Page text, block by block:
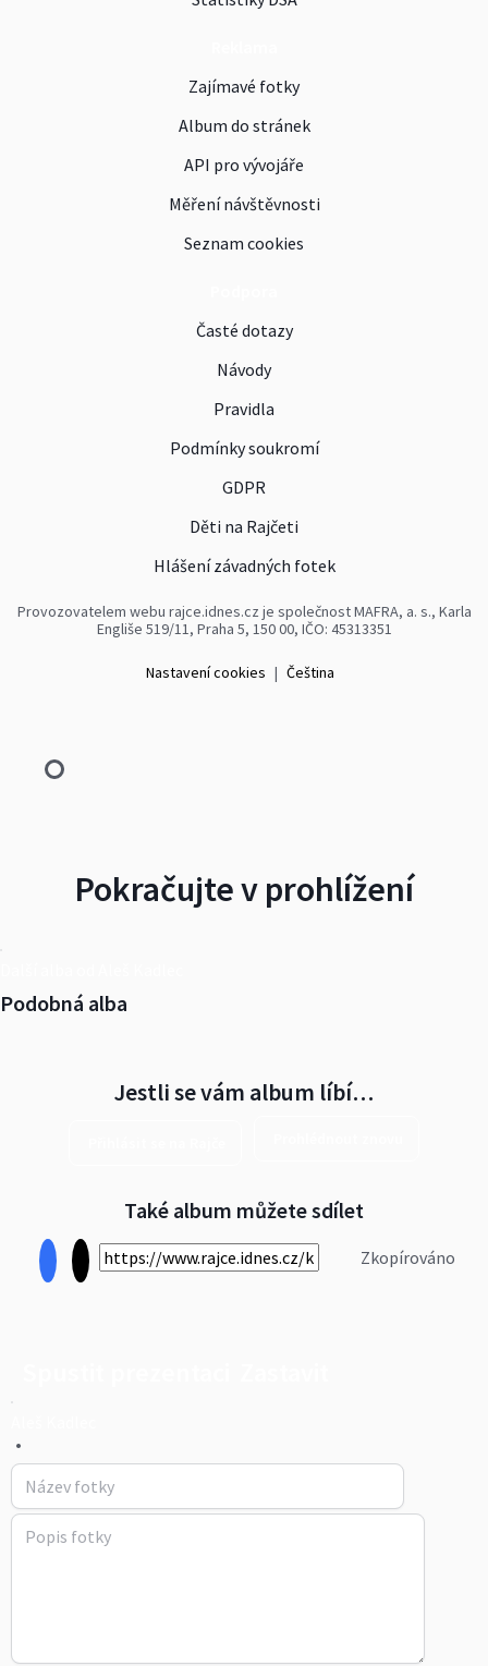
Zajímavé fotky
Album do stránek
API pro vývojáře
Měření návštěvnosti
Seznam cookies
Časté dotazy
Návody
Pravidla
Podmínky soukromí
GDPR
Děti na Rajčeti
Hlášení závadných fotek
Provozovatelem webu rajce.idnes.cz je společnost MAFRA, a. s., Karla
Engliše 519/11, Praha 5, 150 00, IČO: 45313351
Nastavení cookies | Čeština
Pokračujte v prohlížení
Podobná alba
Jestli se vám album líbí…
Také album můžete sdílet
Zkopírováno
•